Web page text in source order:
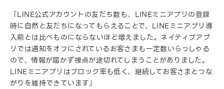
「LINE公式アカウントの友だち数も、LINEミニアプリの登録
時に自然と友だちになってもらえることで、LINEミニアプリ導
入前とは比べものにならないほど増えました。ネイティブアプ
リでは通知をオフにされているお客さまも一定数いらっしゃる
ので、情報が届かず接点が途切れてしまうことがありました。
LINEミニアプリはブロック率も低く、継続してお客さまとつな
がりを維持できています」